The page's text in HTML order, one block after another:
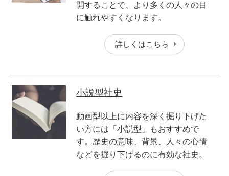
開することで、より多くの人々の目
に触れやすくなります。
詳しくはこちら
小説型社史
動画型以上に内容を深く掘り下げた
い方には「小説型」もおすすめで
す。歴史の意味、背景、人々の心情
などを掘り下げるのに有効な社史。